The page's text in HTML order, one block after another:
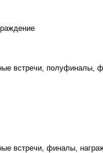
встречи, полуфиналы,
встречи, финалы,